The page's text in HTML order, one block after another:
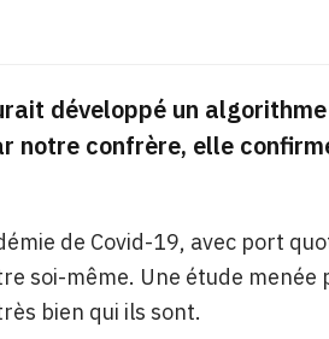
développé un
confrère, elle
de Covid-19, avec port
soi-même. Une étude
bien qui ils sont.